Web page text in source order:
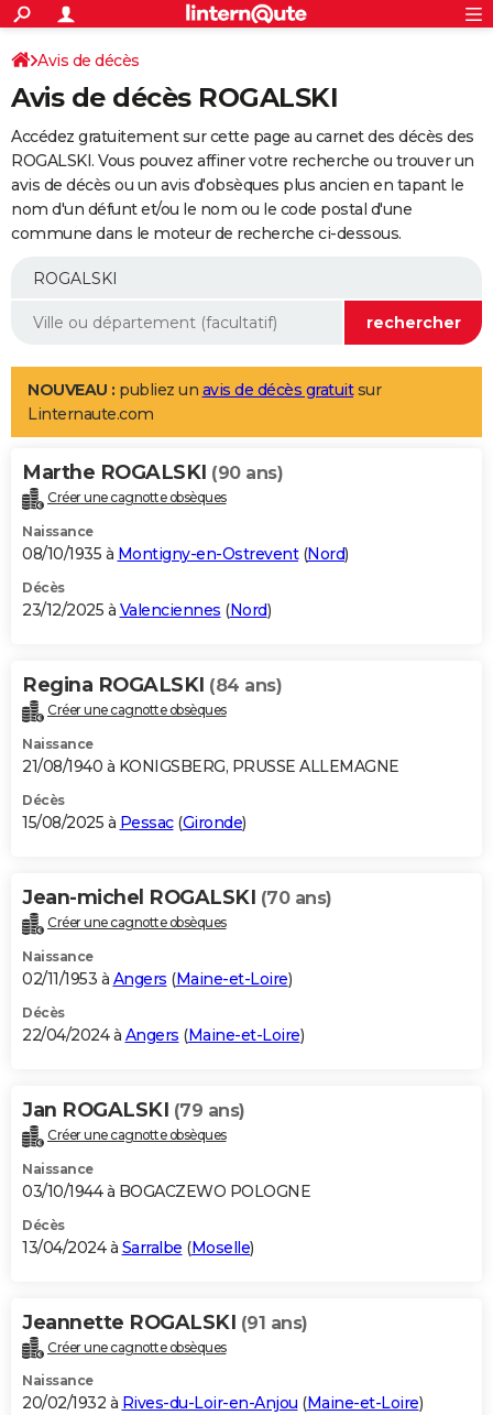
ACTUALITÉS
Politique
Société
Faits Divers
Education
Monde
Villes
+
SPORT
Coupe du monde 2026
Football
Tennis
Cyclisme
Rugby
Forum
Programme TV
TNT
Streaming
Cinéma
Sorties cinéma
Musique
+
FINANCE
Retraite
Epargne
Immobilier
Risques naturels par ville
Banque
Assurance
AUTO
Essais
Réserver un essai
Citadines
Berlines
SUV
Forum auto
+
Mobiles
Meilleur smartphone
Internet
Ordinateurs
Jeux vidéo
Guide high-tech
Aménagement intérieur
LIFESTYLE
Art de vivre
Bien-être
Loisirs
Mode
Modes de vie
Alimentation
Guide de la santé
Maladies
Médicaments
Sommeil
VOYAGE
Destinations
City break
Voyage nature
Voyage de noces
Forum
Climat
+PHOTO
GUIDES D'ACHAT
BONS PLANS
Carte de Noël
Carte Bonne année
Carte Saint-Valentin
Carte Pâques
Carte d'anniversaire
DICTIONNAIRE
Dictionnaire
Biographies
Citations
Expressions
Proverbes
PROGRAMME TV
S'inscrire
Se connecter
Lycées
Collèges
Primaires
Universités
Entreprises
Service militaire
Avis de recherche
AVIS DE DÉCÈS
Bricolage
Lifestyle
Culture
Sport
Auto
Television
Voyage
Cinema
Avis de décès
Avis de décès ROGALSKI
Accédez gratuitement sur cette page au carnet des décès des
ROGALSKI. Vous pouvez affiner votre recherche ou trouver un
avis de décès ou un avis d'obsèques plus ancien en tapant le
nom d'un défunt et/ou le nom ou le code postal d'une
commune dans le moteur de recherche ci-dessous.
NOUVEAU : publiez un avis de décès gratuitsur
Linternaute.com
Marthe ROGALSKI (90 ans)
Créer une cagnotte obsèques
Naissance
08/10/1935 à Montigny-en-Ostrevent(Nord)
Décès
23/12/2025 à Valenciennes (Nord)
Regina ROGALSKI (84 ans)
Créer une cagnotte obsèques
Naissance
21/08/1940 à KONIGSBERG, PRUSSE ALLEMAGNE
Décès
15/08/2025 à Pessac(Gironde)
Jean-michel ROGALSKI (70 ans)
Créer une cagnotte obsèques
Naissance
02/11/1953 à Angers (Maine-et-Loire)
Décès
22/04/2024 à Angers (Maine-et-Loire)
Jan ROGALSKI (79 ans)
Créer une cagnotte obsèques
Naissance
03/10/1944 à BOGACZEWO POLOGNE
Décès
13/04/2024 à Sarralbe (Moselle)
Jeannette ROGALSKI (91 ans)
Créer une cagnotte obsèques
Naissance
20/02/1932 à Rives-du-Loir-en-Anjou (Maine-et-Loire)